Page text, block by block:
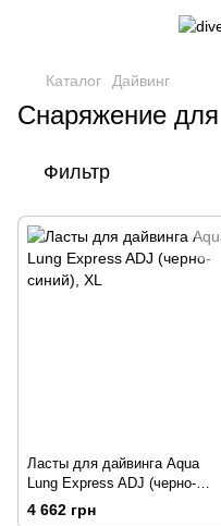
Каталог Дайвинг
Снаряжение для
Фильтр
Ласты для дайвинга Aqua
Lung Express ADJ (черно-
синий), XL
4 662 грн